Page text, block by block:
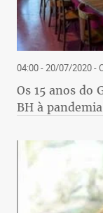
04:00 - 20/07/2020-
Os 15 anos do
BH à pandemia